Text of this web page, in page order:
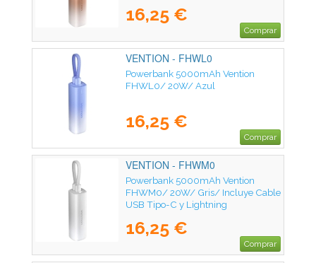
16,25 €
Comprar
VENTION - FHWL0
Powerbank 5000mAh Vention
FHWL0/ 20W/ Azul
16,25 €
Comprar
VENTION - FHWM0
Powerbank 5000mAh Vention
FHWM0/ 20W/ Gris/ Incluye Cable
USB Tipo-C y Lightning
16,25 €
Comprar